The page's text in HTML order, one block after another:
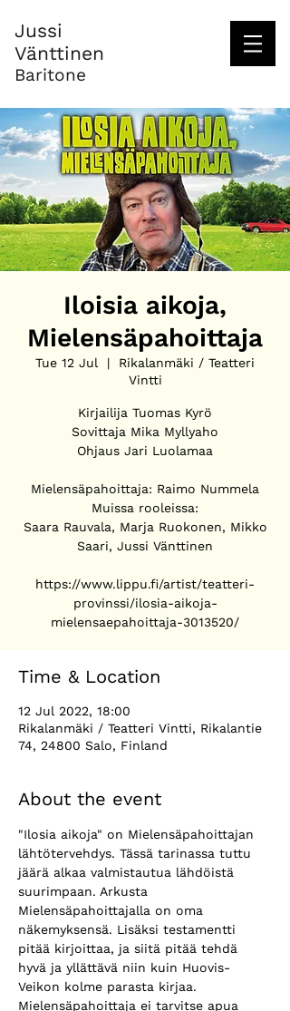
Jussi
Vänttinen
Baritone
Iloisia aikoja,
Mielensäpahoittaja
Tue 12 Jul
  |
Rikalanmäki / Teatteri
Vintti
Kirjailija Tuomas Kyrö
Sovittaja Mika Myllyaho
Ohjaus Jari Luolamaa
Mielensäpahoittaja: Raimo Nummela
Muissa rooleissa:
Saara Rauvala, Marja Ruokonen, Mikko
Saari, Jussi Vänttinen
https://www.lippu.fi/artist/teatteri-
provinssi/ilosia-aikoja-
Time & Location
12 Jul 2022, 18:00
Rikalanmäki / Teatteri Vintti, Rikalantie
74, 24800 Salo, Finland
About the event
"Ilosia aikoja" on Mielensäpahoittajan
lähtötervehdys. Tässä tarinassa tuttu
jäärä alkaa valmistautua lähdöistä
suurimpaan. Arkusta
Mielensäpahoittajalla on oma
näkemyksensä. Lisäksi testamentti
pitää kirjoittaa, ja siitä pitää tehdä
hyvä ja yllättävä niin kuin Huovis-
Veikon kolme parasta kirjaa.
Mielensäpahoittaja ei tarvitse apua